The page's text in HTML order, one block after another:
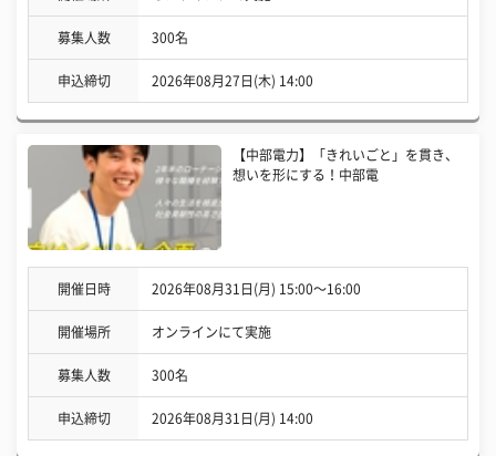
募集人数 300名
申込締切 2026年08月27日(木) 14:00
【中部電力】「きれいごと」を貫き、
想いを形にする！中部電
開催日時 2026年08月31日(月) 15:00〜16:00
開催場所 オンラインにて実施
募集人数 300名
申込締切 2026年08月31日(月) 14:00